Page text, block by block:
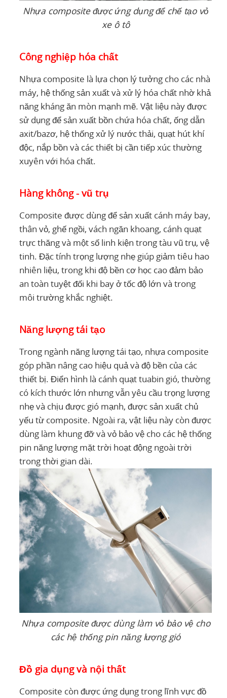
Nhựa composite được ứng dụng để chế tạo vỏ
xe ô tô
Công nghiệp hóa chất
Nhựa composite là lựa chọn lý tưởng cho các nhà
máy, hệ thống sản xuất và xử lý hóa chất nhờ khả
năng kháng ăn mòn mạnh mẽ. Vật liệu này được
sử dụng để sản xuất bồn chứa hóa chất, ống dẫn
axit/bazơ, hệ thống xử lý nước thải, quạt hút khí
độc, nắp bồn và các thiết bị cần tiếp xúc thường
xuyên với hóa chất.
Hàng không - vũ trụ
Composite được dùng để sản xuất cánh máy bay,
thân vỏ, ghế ngồi, vách ngăn khoang, cánh quạt
trực thăng và một số linh kiện trong tàu vũ trụ, vệ
tinh. Đặc tính trọng lượng nhẹ giúp giảm tiêu hao
nhiên liệu, trong khi độ bền cơ học cao đảm bảo
an toàn tuyệt đối khi bay ở tốc độ lớn và trong
môi trường khắc nghiệt.
Năng lượng tái tạo
Trong ngành năng lượng tái tạo, nhựa composite
góp phần nâng cao hiệu quả và độ bền của các
thiết bị. Điển hình là cánh quạt tuabin gió, thường
có kích thước lớn nhưng vẫn yêu cầu trọng lượng
nhẹ và chịu được gió mạnh, được sản xuất chủ
yếu từ composite. Ngoài ra, vật liệu này còn được
dùng làm khung đỡ và vỏ bảo vệ cho các hệ thống
pin năng lượng mặt trời hoạt động ngoài trời
trong thời gian dài.
Nhựa composite được dùng làm vỏ bảo vệ cho
các hệ thống pin năng lượng gió
Đồ gia dụng và nội thất
Composite còn được ứng dụng trong lĩnh vực đồ